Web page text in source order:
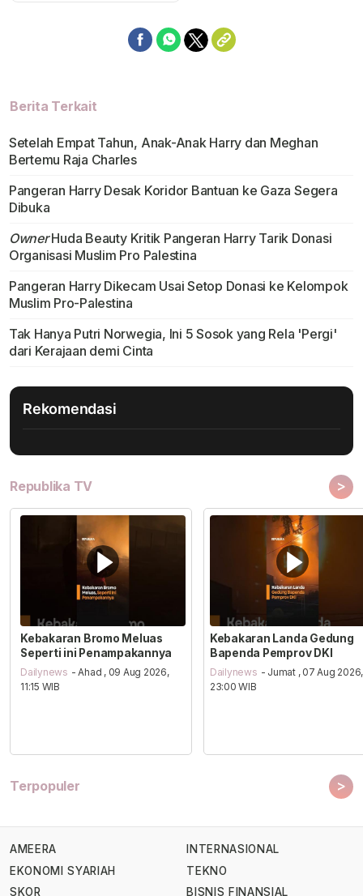
Berita Terkait
Setelah Empat Tahun, Anak-Anak Harry dan Meghan
Bertemu Raja Charles
Pangeran Harry Desak Koridor Bantuan ke Gaza Segera
Dibuka
OwnerHuda Beauty Kritik Pangeran Harry Tarik Donasi
Organisasi Muslim Pro Palestina
Pangeran Harry Dikecam Usai Setop Donasi ke Kelompok
Muslim Pro-Palestina
Tak Hanya Putri Norwegia, Ini 5 Sosok yang Rela 'Pergi'
dari Kerajaan demi Cinta
Rekomendasi
Republika TV >
Kebakaran Bromo Meluas
Seperti ini Penampakannya
Dailynews - Ahad , 09 Aug 2026,
11:15 WIB
Kebakaran Landa Gedung
Bapenda Pemprov DKI
Dailynews - Jumat , 07 Aug 2026,
23:00 WIB
Terpopuler >
AMEERA
EKONOMI SYARIAH
SKOR
INTERNASIONAL
TEKNO
BISNIS FINANSIAL